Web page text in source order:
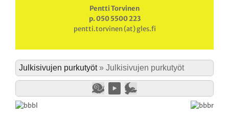
Pentti Torvinen
p. 050 5500 223
pentti.torvinen (at) gles.fi
Julkisivujen purkutyöt» Julkisivujen purkutyöt